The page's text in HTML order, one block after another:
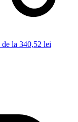
de la 340,52 lei